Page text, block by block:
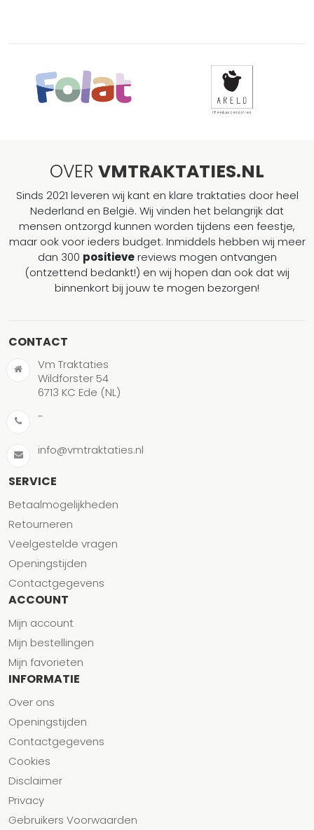
OVER VMTRAKTATIES.NL
Sinds 2021 leveren wij kant en klare traktaties door heel
Nederland en België. Wij vinden het belangrijk dat
mensen ontzorgd kunnen worden tijdens een feestje,
maar ook voor ieders budget. Inmiddels hebben wij meer
dan 300 positievereviews mogen ontvangen
(ontzettend bedankt!) en wij hopen dan ook dat wij
binnenkort bij jouw te mogen bezorgen!
CONTACT
Vm Traktaties
Wildforster 54
6713 KC Ede (NL)
-
info@vmtraktaties.nl
SERVICE
Betaalmogelijkheden
Retourneren
Veelgestelde vragen
Openingstijden
Contactgegevens
ACCOUNT
Mijn account
Mijn bestellingen
Mijn favorieten
INFORMATIE
Over ons
Openingstijden
Contactgegevens
Cookies
Disclaimer
Privacy
Gebruikers Voorwaarden